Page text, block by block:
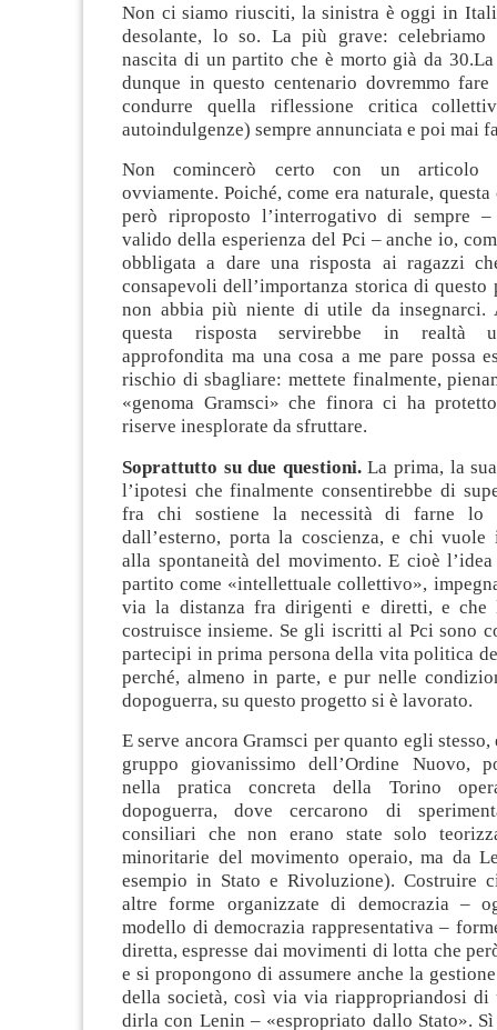
Non ci siamo riusciti, la sinistra è oggi in
desolante, lo so. La più grave:
nascita di un partito che è morto già da
dunque in questo centenario dovremmo
condurre quella riflessione critica
autoindulgenze) sempre annunciata e poi mai
Non comincerò certo con un articolo
ovviamente. Poiché, come era naturale,
però riproposto l’interrogativo di sempre
valido della esperienza del Pci – anche io,
obbligata a dare una risposta ai ragazzi
consapevoli dell’importanza storica di questo
non abbia più niente di utile da insegnarci.
questa risposta servirebbe in realtà
approfondita ma una cosa a me pare possa
rischio di sbagliare: mettete finalmente,
«genoma Gramsci» che finora ci ha
riserve inesplorate da sfruttare.
Soprattutto su due questioni.La prima, la
l’ipotesi che finalmente consentirebbe di
fra chi sostiene la necessità di farne lo
dall’esterno, porta la coscienza, e chi vuole
alla spontaneità del movimento. E cioè
partito come «intellettuale collettivo»,
via la distanza fra dirigenti e diretti, e che
costruisce insieme. Se gli iscritti al Pci sono
partecipi in prima persona della vita politica
perché, almeno in parte, e pur nelle
dopoguerra, su questo progetto si è lavorato.
E serve ancora Gramsci per quanto egli
gruppo giovanissimo dell’Ordine Nuovo,
nella pratica concreta della Torino
dopoguerra, dove cercarono di
consiliari che non erano state solo
minoritarie del movimento operaio, ma da
esempio in Stato e Rivoluzione). Costruire
altre forme organizzate di democrazia –
modello di democrazia rappresentativa –
diretta, espresse dai movimenti di lotta che
e si propongono di assumere anche la
della società, così via via riappropriandosi di
dirla con Lenin – «espropriato dallo Stato».